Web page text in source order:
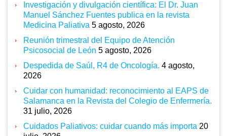
Investigación y divulgación científica: El Dr. Juan
Manuel Sánchez Fuentes publica en la revista
Medicina Paliativa 5 agosto, 2026
Reunión trimestral del Equipo de Atención
Psicosocial de León 5 agosto, 2026
Despedida de Saúl, R4 de Oncología. 4 agosto,
2026
Cuidar con humanidad: reconocimiento al EAPS de
Salamanca en la Revista del Colegio de Enfermería.
31 julio, 2026
Cuidados Paliativos: cuidar cuando más importa 20